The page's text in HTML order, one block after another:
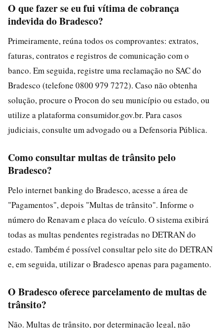
O que fazer se eu fui vítima de cobrança
indevida do Bradesco?
Primeiramente, reúna todos os comprovantes: extratos,
faturas, contratos e registros de comunicação com o
banco. Em seguida, registre uma reclamação no SAC do
Bradesco (telefone 0800 979 7272). Caso não obtenha
solução, procure o Procon do seu município ou estado, ou
utilize a plataforma consumidor.gov.br. Para casos
judiciais, consulte um advogado ou a Defensoria Pública.
Como consultar multas de trânsito pelo
Bradesco?
Pelo internet banking do Bradesco, acesse a área de
"Pagamentos", depois "Multas de trânsito". Informe o
número do Renavam e placa do veículo. O sistema exibirá
todas as multas pendentes registradas no DETRAN do
estado. Também é possível consultar pelo site do DETRAN
e, em seguida, utilizar o Bradesco apenas para pagamento.
O Bradesco oferece parcelamento de multas de
trânsito?
Não. Multas de trânsito, por determinação legal, não